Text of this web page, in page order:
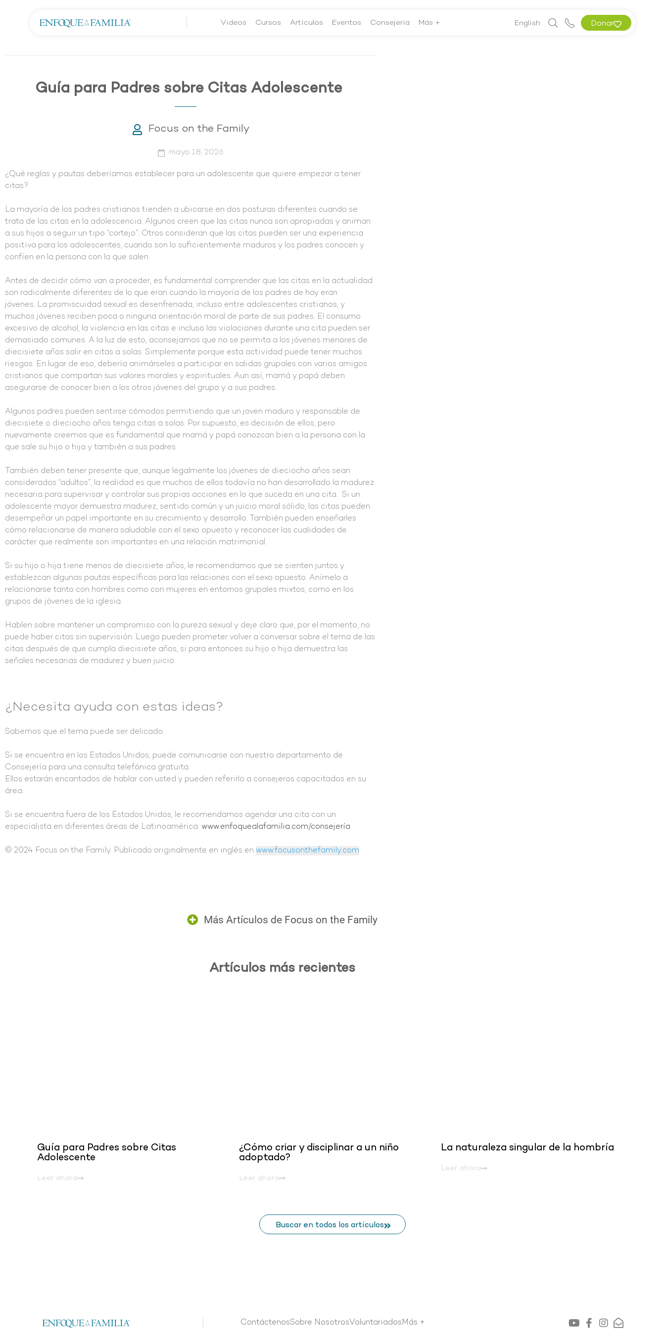
Videos Cursos Artículos Eventos Consejería Más + English Donar
Guía para Padres sobre Citas Adolescente
Focus on the Family
mayo 18, 2026
¿Qué reglas y pautas deberíamos establecer para un adolescente que quiere empezar a tener
citas?
La mayoría de los padres cristianos tienden a ubicarse en dos posturas diferentes cuando se
trata de las citas en la adolescencia. Algunos creen que las citas nunca son apropiadas y animan
a sus hijos a seguir un tipo “cortejo”. Otros consideran que las citas pueden ser una experiencia
positiva para los adolescentes, cuando son lo suficientemente maduros y los padres conocen y
confíen en la persona con la que salen.
Antes de decidir cómo van a proceder, es fundamental comprender que las citas en la actualidad
son radicalmente diferentes de lo que eran cuando la mayoría de los padres de hoy eran
jóvenes. La promiscuidad sexual es desenfrenada, incluso entre adolescentes cristianos, y
muchos jóvenes reciben poca o ninguna orientación moral de parte de sus padres. El consumo
excesivo de alcohol, la violencia en las citas e incluso las violaciones durante una cita pueden ser
demasiado comunes. A la luz de esto, aconsejamos que no se permita a los jóvenes menores de
diecisiete años salir en citas a solas. Simplemente porque esta actividad puede tener muchos
riesgos. En lugar de eso, debería animárseles a participar en salidas grupales con varios amigos
cristianos que compartan sus valores morales y espirituales. Aun así, mamá y papá deben
asegurarse de conocer bien a los otros jóvenes del grupo y a sus padres.
Algunos padres pueden sentirse cómodos permitiendo que un joven maduro y responsable de
diecisiete o dieciocho años tenga citas a solas. Por supuesto, es decisión de ellos, pero
nuevamente creemos que es fundamental que mamá y papá conozcan bien a la persona con la
que sale su hijo o hija y también a sus padres.
También deben tener presente que, aunque legalmente los jóvenes de dieciocho años sean
considerados “adultos”, la realidad es que muchos de ellos todavía no han desarrollado la madurez
necesaria para supervisar y controlar sus propias acciones en lo que suceda en una cita. Si un
adolescente mayor demuestra madurez, sentido común y un juicio moral sólido, las citas pueden
desempeñar un papel importante en su crecimiento y desarrollo. También pueden enseñarles
cómo relacionarse de manera saludable con el sexo opuesto y reconocer las cualidades de
carácter que realmente son importantes en una relación matrimonial.
Si su hijo o hija tiene menos de diecisiete años, le recomendamos que se sienten juntos y
establezcan algunas pautas específicas para las relaciones con el sexo opuesto. Anímelo a
relacionarse tanto con hombres como con mujeres en entornos grupales mixtos, como en los
grupos de jóvenes de la iglesia.
Hablen sobre mantener un compromiso con la pureza sexual y deje claro que, por el momento, no
puede haber citas sin supervisión. Luego pueden prometer volver a conversar sobre el tema de las
citas después de que cumpla diecisiete años, si para entonces su hijo o hija demuestra las
señales necesarias de madurez y buen juicio.
¿Necesita ayuda con estas ideas?
Sabemos que el tema puede ser delicado.
Si se encuentra en los Estados Unidos, puede comunicarse con nuestro departamento de
Consejería para una consulta telefónica gratuita.
Ellos estarán encantados de hablar con usted y pueden referirlo a consejeros capacitados en su
área.
Si se encuentra fuera de los Estados Unidos, le recomendamos agendar una cita con un
especialista en diferentes áreas de Latinoamérica. www.enfoquealafamilia.com/consejería
© 2024 Focus on the Family. Publicado originalmente en inglés en www.focusonthefamily.com
Más Artículos de Focus on the Family
Artículos más recientes
Guía para Padres sobre Citas
Adolescente
Leer ahora
¿Cómo criar y disciplinar a un niño
adoptado?
Leer ahora
La naturaleza singular de la hombría
Leer ahora
Buscar en todos los artículos
ContáctenosSobre NosotrosVoluntariadosMás +